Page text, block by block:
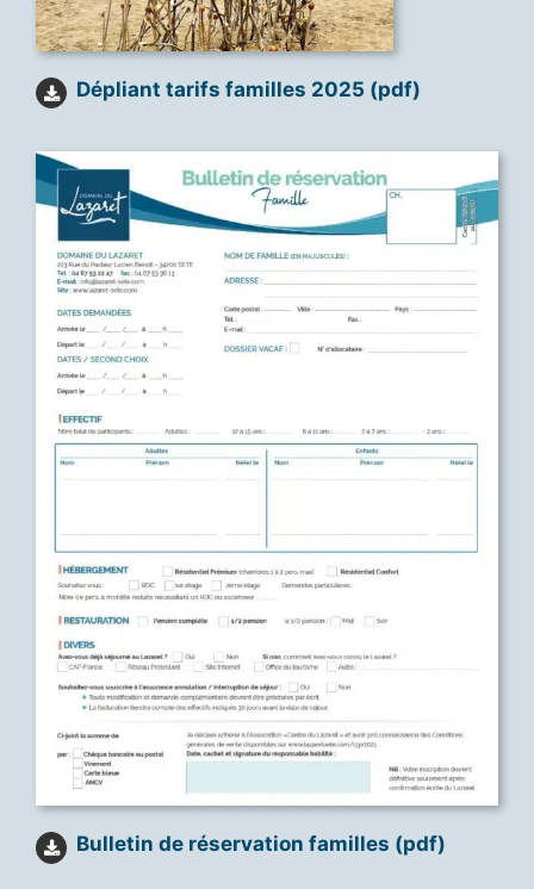
Dépliant tarifs familles 2025 (pdf)
Bulletin de réservation familles (pdf)